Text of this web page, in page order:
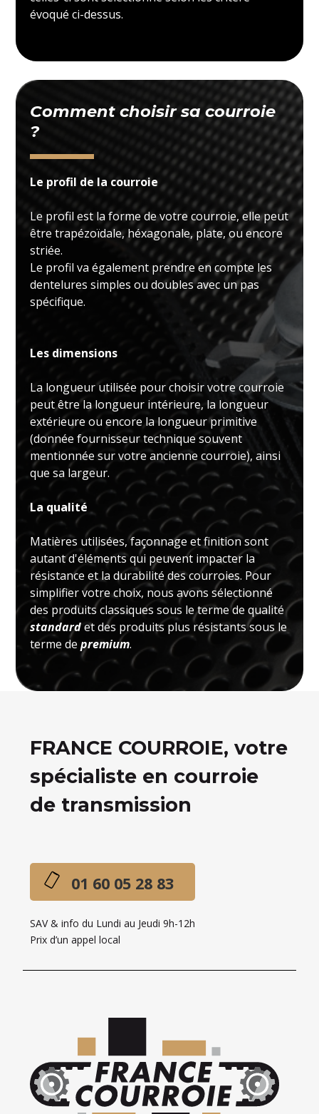
évoqué ci-dessus.
Comment choisir sa courroie
?
Le profil de la courroie
Le profil est la forme de votre courroie, elle peut
être trapézoïdale, héxagonale, plate, ou encore
striée.
Le profil va également prendre en compte les
dentelures simples ou doubles avec un pas
spécifique.
Les dimensions
La longueur utilisée pour choisir votre courroie
peut être la longueur intérieure, la longueur
extérieure ou encore la longueur primitive
(donnée fournisseur technique souvent
mentionnée sur votre ancienne courroie), ainsi
que sa largeur.
La qualité
Matières utilisées, façonnage et finition sont
autant d'éléments qui peuvent impacter la
résistance et la durabilité des courroies. Pour
simplifier votre choix, nous avons sélectionné
des produits classiques sous le terme de qualité
standardet des produits plus résistants sous le
terme depremium.
FRANCE COURROIE, votre
spécialiste en courroie
de transmission
01 60 05 28 83
SAV & info du Lundi au Jeudi 9h-12h
Prix d’un appel local